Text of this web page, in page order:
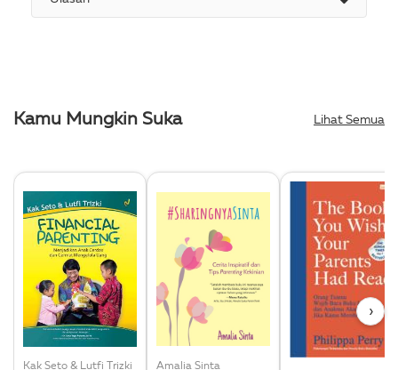
Kamu Mungkin Suka Lihat Semua
Kak Seto & Lutfi Trizki Amalia Sinta
›